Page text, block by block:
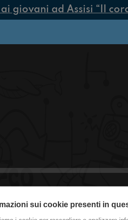
giovani ad Assisi “Il
#Medicina Il parco delle
sui cookie presenti in